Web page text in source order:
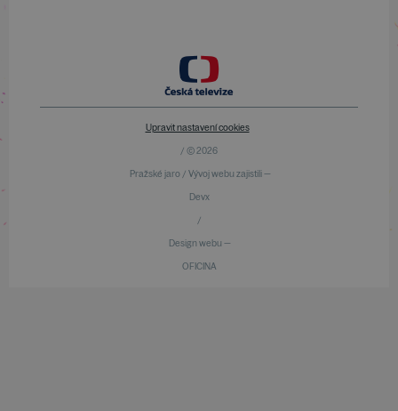
Upravit nastavení cookies
/ © 2026
Pražské jaro / Vývoj webu zajistili —
Devx
/
Design webu —
OFICINA